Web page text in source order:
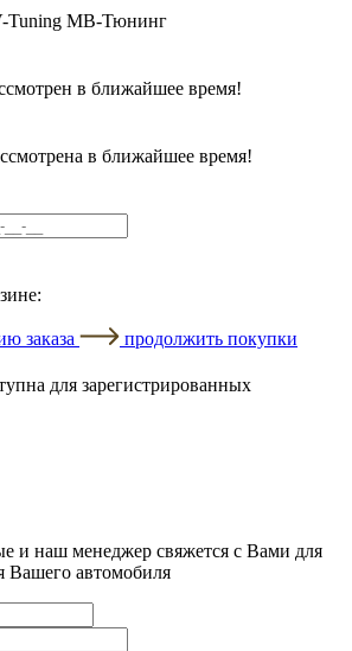
Tuning МВ-Тюнинг
в ближайшее время!
в ближайшее время!
заказа
продолжить покупки
для зарегистрированных
и наш менеджер свяжется с Вами для
Вашего автомобиля